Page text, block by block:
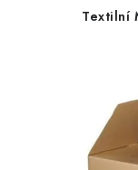
Textilní